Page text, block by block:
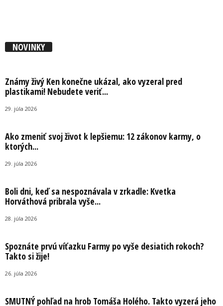
NOVINKY
Známy živý Ken konečne ukázal, ako vyzeral pred
plastikami! Nebudete veriť...
29. júla 2026
Ako zmeniť svoj život k lepšiemu: 12 zákonov karmy, o
ktorých...
29. júla 2026
Boli dni, keď sa nespoznávala v zrkadle: Kvetka
Horváthová pribrala vyše...
28. júla 2026
Spoznáte prvú víťazku Farmy po vyše desiatich rokoch?
Takto si žije!
26. júla 2026
SMUTNÝ pohľad na hrob Tomáša Holého. Takto vyzerá jeho